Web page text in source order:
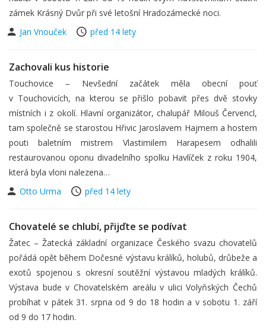
zámek Krásný Dvůr při své letošní Hradozámecké noci.
Jan Vnouček
před 14 lety
Zachovali kus historie
Touchovice – Nevšední začátek měla obecní pouť
v Touchovicích, na kterou se přišlo pobavit přes dvě stovky
místních i z okolí. Hlavní organizátor, chalupář Milouš Červencl,
tam společně se starostou Hřivic Jaroslavem Hajmem a hostem
pouti baletním mistrem Vlastimilem Harapesem odhalili
restaurovanou oponu divadelního spolku Havlíček z roku 1904,
která byla vloni nalezena…
Otto Urma
před 14 lety
Chovatelé se chlubí, přijďte se podívat
Žatec – Žatecká základní organizace Českého svazu chovatelů
pořádá opět během Dočesné výstavu králíků, holubů, drůbeže a
exotů spojenou s okresní soutěžní výstavou mladých králíků.
Výstava bude v Chovatelském areálu v ulici Volyňských Čechů
probíhat v pátek 31. srpna od 9 do 18 hodin a v sobotu 1. září
od 9 do 17 hodin.